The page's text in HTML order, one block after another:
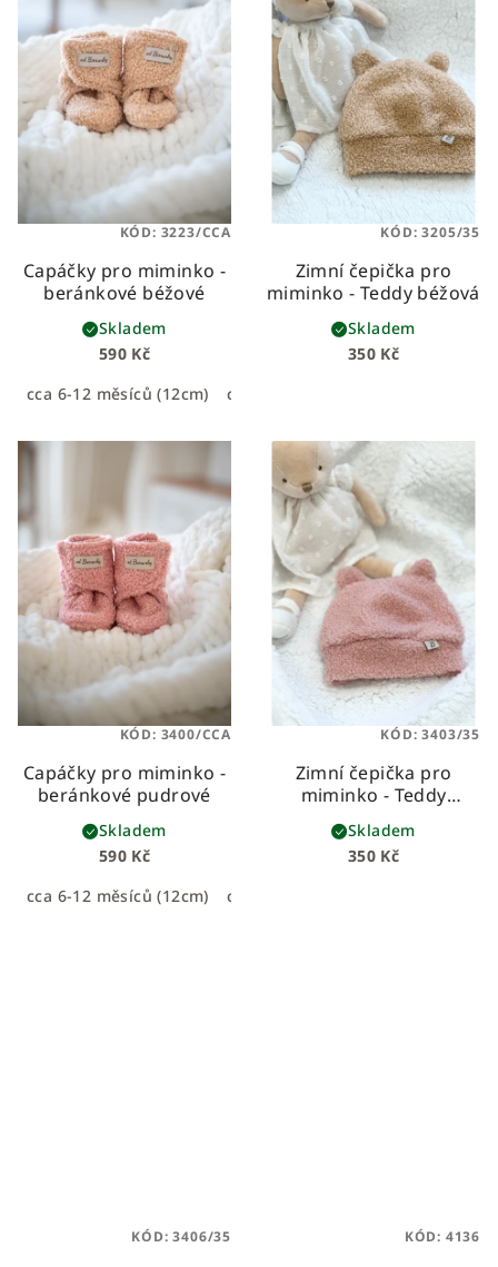
Capáčky pro miminko -
beránkové béžové
590 Kč
cca 6-12 měsíců (12cm)
cca 0-6 měsíců (11cm)
Skladem
KÓD: 3223/CCA
Zimní čepička pro
miminko - Teddy béžová
350 Kč
Skladem
KÓD:3205/35
Capáčky pro miminko -
beránkové pudrové
590 Kč
cca 6-12 měsíců (12cm)
cca 0-6 měsíců (11cm)
Skladem
KÓD: 3400/CCA
Zimní čepička pro
miminko - Teddy
pudrová
350 Kč
Skladem
KÓD:3403/35
KÓD:3406/35 KÓD: 4136